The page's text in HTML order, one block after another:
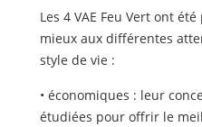
Les 4 VAE Feu Vert ont
mieux aux différentes
style de vie :
• économiques : leur
étudiées pour offrir le